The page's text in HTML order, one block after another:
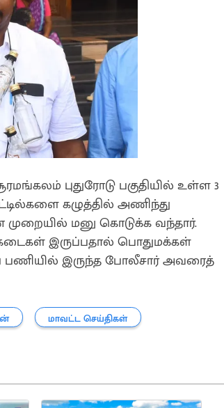
புதுரோடு பகுதியில் உள்ள 3
கழுத்தில் அணிந்து
மனு கொடுக்க வந்தார்.
இருப்பதால் பொதுமக்கள்
பணியில் இருந்த போலீசார் அவரைத்
மாவட்ட செய்திகள்